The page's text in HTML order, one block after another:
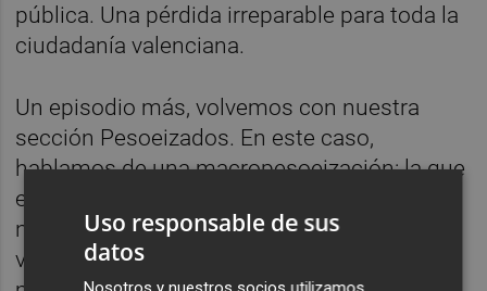
pública. Una pérdida irreparable para toda la
ciudadanía valenciana.
Un episodio más, volvemos con nuestra
sección Pesoeizados. En este caso,
hablamos de una macropesoeización: la que
están viviendo todos los inquilinos ante la
nueva e ilusionante medida en materia de
vivienda y alquileres por parte del gobierno
Uso responsable de sus
datos